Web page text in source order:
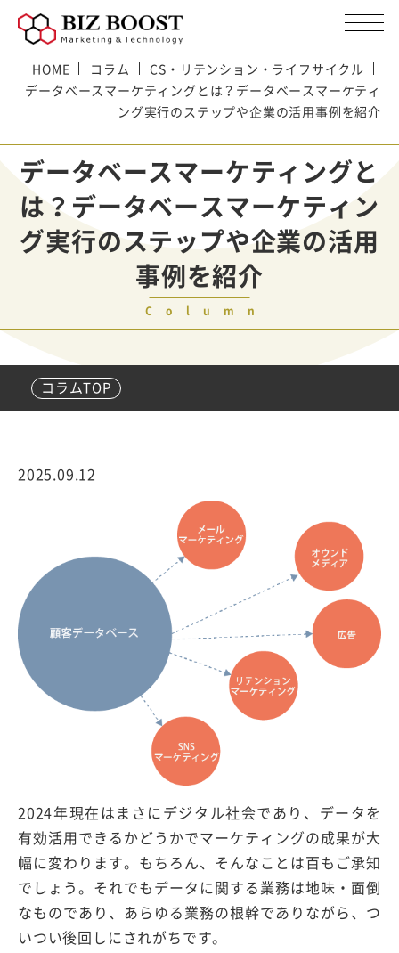
HOME コラム
CS・リテンション・ライフサイクル
データベースマーケティングとは？データベースマーケティ
ング実行のステップや企業の活用事例を紹介
データベースマーケティングと
は？データベースマーケティン
グ実行のステップや企業の活用
事例を紹介
Column
コラムTOP
2025.09.12
2024年現在はまさにデジタル社会であり、データを
有効活用できるかどうかでマーケティングの成果が大
幅に変わります。もちろん、そんなことは百もご承知
でしょう。それでもデータに関する業務は地味・面倒
なものであり、あらゆる業務の根幹でありながら、つ
いつい後回しにされがちです。